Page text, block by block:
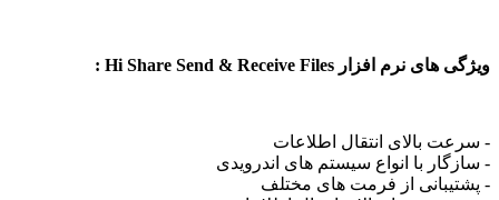
ویژگی های نرم افزار Hi Share Send & Receive Files :
- سرعت بالای انتقال اطلاعات
- سازگار با انواع سیستم های اندرویدی
- پشتیبانی از فرمت های مختلف